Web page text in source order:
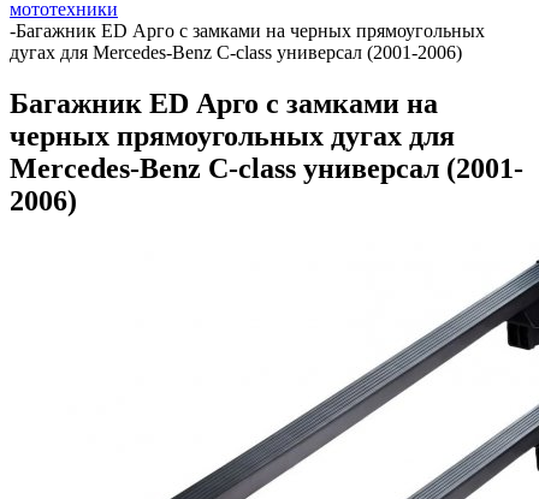
мототехники
-Багажник ED Арго с замками на черных прямоугольных
дугах для Mercedes-Benz C-class универсал (2001-2006)
Багажник ED Арго с замками на
черных прямоугольных дугах для
Mercedes-Benz C-class универсал (2001-
2006)